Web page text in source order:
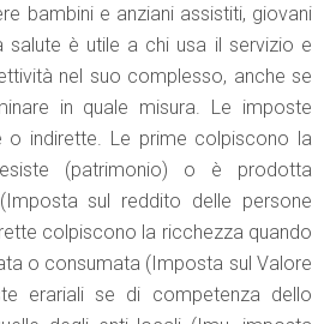
bambini e anziani assistiti, giovani
salute è utile a chi usa il servizio e
nel suo complesso, anche se
in quale misura. Le imposte
o indirette. Le prime colpiscono la
(patrimonio) o è prodotta
sul reddito delle persone
colpiscono la ricchezza quando
o consumata (Imposta sul Valore
erariali se di competenza dello